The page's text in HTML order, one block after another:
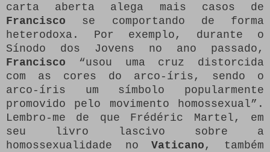
carta aberta alega mais casos de
Francisco se comportando de forma
heterodoxa. Por exemplo, durante o
Sínodo dos Jovens no ano passado,
Francisco “usou uma cruz distorcida
com as cores do arco-íris, sendo o
arco-íris um símbolo popularmente
promovido pelo movimento homossexual”.
Lembro-me de que Frédéric Martel, em
seu livro lascivo sobre a
homossexualidade noVaticano , também